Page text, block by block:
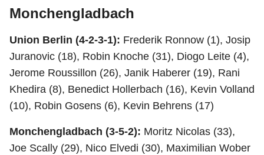
Monchengladbach
Union Berlin (4-2-3-1): Frederik Ronnow (1), Josip
Juranovic (18), Robin Knoche (31), Diogo Leite (4),
Jerome Roussillon (26), Janik Haberer (19), Rani
Khedira (8), Benedict Hollerbach (16), Kevin Volland
(10), Robin Gosens (6), Kevin Behrens (17)
Monchengladbach (3-5-2): Moritz Nicolas (33),
Joe Scally (29), Nico Elvedi (30), Maximilian Wober